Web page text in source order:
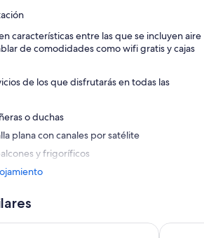
características entre las que se incluyen aire
de comodidades como wifi gratis y cajas
de los que disfrutarás en todas las
o duchas
plana con canales por satélite
y frigoríficos